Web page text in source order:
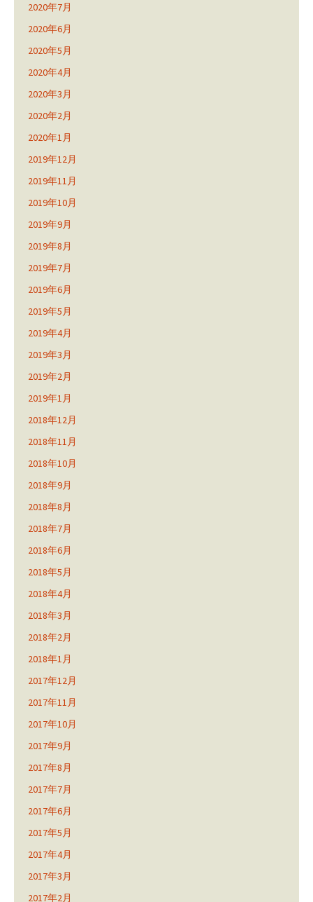
2020年7月
2020年6月
2020年5月
2020年4月
2020年3月
2020年2月
2020年1月
2019年12月
2019年11月
2019年10月
2019年9月
2019年8月
2019年7月
2019年6月
2019年5月
2019年4月
2019年3月
2019年2月
2019年1月
2018年12月
2018年11月
2018年10月
2018年9月
2018年8月
2018年7月
2018年6月
2018年5月
2018年4月
2018年3月
2018年2月
2018年1月
2017年12月
2017年11月
2017年10月
2017年9月
2017年8月
2017年7月
2017年6月
2017年5月
2017年4月
2017年3月
2017年2月